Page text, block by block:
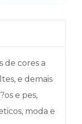
de cores a
e demais
e pes,
moda e